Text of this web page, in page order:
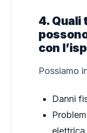
4. Quali
con
Possiamo
Danni
elettrica